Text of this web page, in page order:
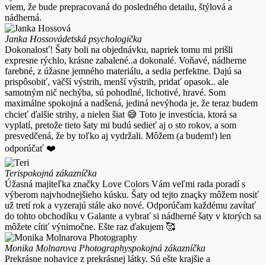
viem, že bude prepracovaná do posledného detailu, štýlová a
nádherná.
Janka Hossovádetská psychologička
Dokonalosť! Šaty boli na objednávku, napriek tomu mi prišli
expresne rýchlo, krásne zabalené..a dokonalé. Voňavé, nádherne
farebné, z úžasne jemného materiálu, a sedia perfektne. Dajú sa
prispôsobiť, väčší výstrih, menší výstrih, pridať opasok.. ale
samotným nič nechýba, sú pohodlné, lichotivé, hravé. Som
maximálne spokojná a nadšená, jediná nevýhoda je, že teraz budem
chcieť ďalšie strihy, a nielen šiat 😅 Toto je investícia, ktorá sa
vyplatí, pretože tieto šaty mi budú sedieť aj o sto rokov, a som
presvedčená, že by toľko aj vydržali. Môžem (a budem!) len
odporúčať ❤️
Terispokojná zákazníčka
Úžasná majiteľka značky Love Colors Vám veľmi rada poradí s
výberom najvhodnejšieho kúsku. Šaty od tejto znaçky môžem nosiť
už tretí rok a vyzerajú stále ako nové. Odporúčam každému zavítať
do tohto obchodíku v Galante a vybrať si nádherné šaty v ktorých sa
môžete cítiť výnimočne. Ešte raz ďakujem 🥰
Monika Molnarova Photographyspokojná zákazníčka
Prekrásne nohavice z prekrásnej látky. Sú ešte krajšie a